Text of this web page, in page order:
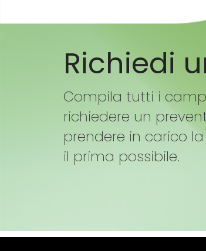
Richiedi
Compila tutti i
richiedere un
prendere in carico
il prima possibile.